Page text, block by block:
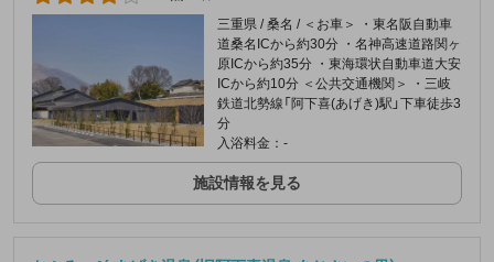
三重県 / 桑名 / ＜お車＞ ・東名阪自動車
道桑名ICから約30分 ・名神高速道路関ヶ
原ICから約35分 ・東海環状自動車道大安
ICから約10分 ＜公共交通機関＞ ・三岐
鉄道北勢線「阿下喜(あげき)駅」下車徒歩3
分
入浴料金：-
施設情報を見る